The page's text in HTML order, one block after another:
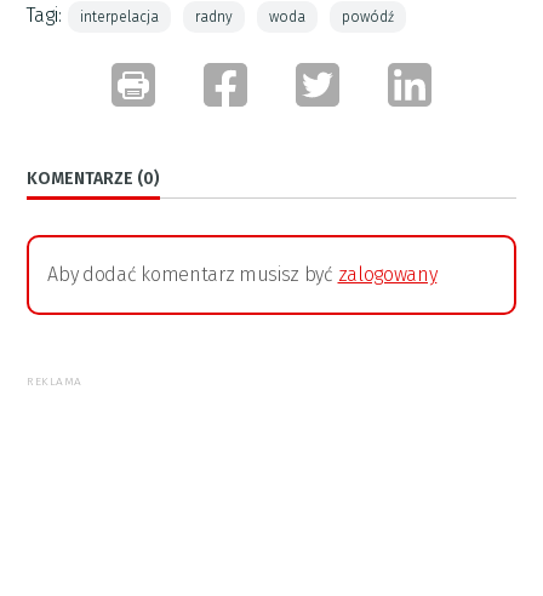
Tagi: interpelacja radny woda powódź
KOMENTARZE (0)
Aby dodać komentarz musisz być zalogowany
REKLAMA